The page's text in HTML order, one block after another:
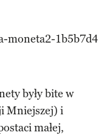
były bite w
Mniejszej) i
małej,